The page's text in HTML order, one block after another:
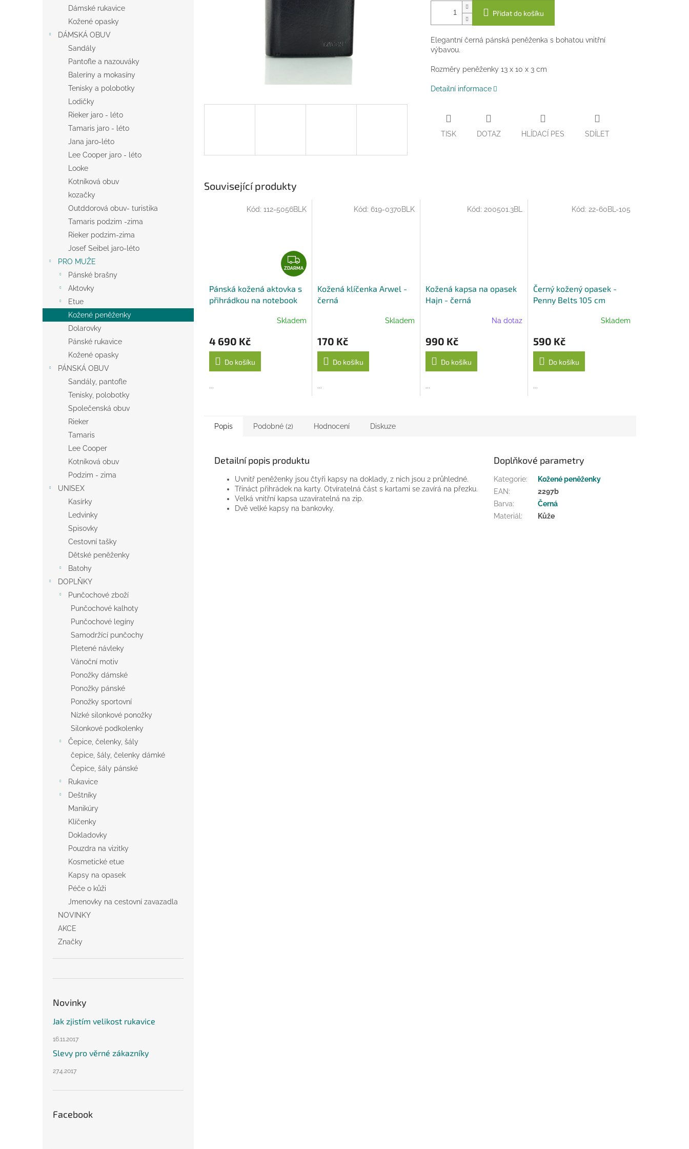
Dámské rukavice
Kožené opasky
DÁMSKÁ OBUV
Sandály
Pantofle a nazouváky
Baleríny a mokasíny
Tenisky a polobotky
Lodičky
Rieker jaro - léto
Tamaris jaro - léto
Jana jaro-léto
Lee Cooper jaro - léto
Looke
Kotníková obuv
kozačky
Outddorová obuv- turistika
Tamaris podzim -zima
Rieker podzim-zima
Josef Seibel jaro-léto
PRO MUŽE
Pánské brašny
Aktovky
Etue
Kožené peněženky
Dolarovky
Pánské rukavice
Kožené opasky
PÁNSKÁ OBUV
Sandály, pantofle
Tenisky, polobotky
Společenská obuv
Rieker
Tamaris
Lee Cooper
Kotníková obuv
Podzim - zima
UNISEX
Kasírky
Ledvinky
Spisovky
Cestovní tašky
Dětské peněženky
Batohy
DOPLŇKY
Punčochové zboží
Punčochové kalhoty
Punčochové legíny
Samodržící punčochy
Pletené návleky
Vánoční motiv
Ponožky dámské
Ponožky pánské
Ponožky sportovní
Nízké silonkové ponožky
Silonkové podkolenky
Čepice, čelenky, šály
čepice, šály, čelenky dámké
Čepice, šály pánské
Rukavice
Deštníky
Manikúry
Klíčenky
Dokladovky
Pouzdra na vizitky
Kosmetické etue
Kapsy na opasek
Péče o kůži
Jmenovky na cestovní zavazadla
NOVINKY
AKCE
Značky
Novinky
Jak zjistím velikost rukavice
16.11.2017
Slevy pro věrné zákazníky
27.4.2017
Facebook
Přidat do košíku
Elegantní černá pánská peněženka s bohatou vnitřní
výbavou.
Rozměry peněženky 13 x 10 x 3 cm
Detailní informace
TISK DOTAZ HLÍDACÍ PES SDÍLET
Související produkty
Z
D
R
A
ZDARMA
Pánská kožená aktovka s
přihrádkou na notebook
Skladem
4 690 Kč
Do košíku
...
Kód: 112-5056BLK
Kožená klíčenka Arwel -
černá
Skladem
170 Kč
Do košíku
...
Kód: 619-0370BLK
Kožená kapsa na opasek
Hajn - černá
Na dotaz
990 Kč
Do košíku
...
Kód: 200501.3BL
Černý kožený opasek -
Penny Belts 105 cm
Skladem
590 Kč
Do košíku
...
Kód: 22-60BL-105
Popis Podobné (2) Hodnocení Diskuze
Detailní popis produktu
Uvnitř peněženky jsou čtyři kapsy na doklady, z nich jsou 2 průhledné.
Třináct přihrádek na karty. Otvíratelná část s kartami se zavírá na přezku.
Velká vnitřní kapsa uzavíratelná na zip.
Dvě velké kapsy na bankovky.
Doplňkové parametry
Kategorie:
Kožené peněženky
EAN:
2297b
Barva:
Černá
Materiál : Kůže